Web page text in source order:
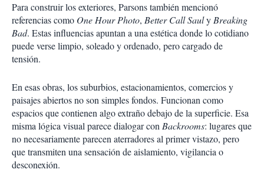
Para construir los exteriores, Parsons también mencionó
referencias como One Hour Photo, Better Call SaulyBreaking
Bad. Estas influencias apuntan a una estética donde lo cotidiano
puede verse limpio, soleado y ordenado, pero cargado de
tensión.
En esas obras, los suburbios, estacionamientos, comercios y
paisajes abiertos no son simples fondos. Funcionan como
espacios que contienen algo extraño debajo de la superficie. Esa
misma lógica visual parece dialogar conBackrooms: lugares que
no necesariamente parecen aterradores al primer vistazo, pero
que transmiten una sensación de aislamiento, vigilancia o
desconexión.